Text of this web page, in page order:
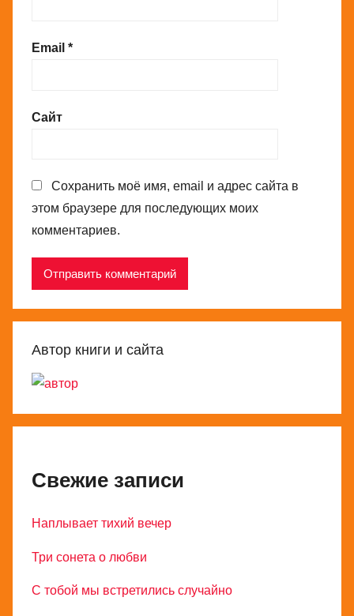
Email *
Сайт
Сохранить моё имя, email и адрес сайта в
этом браузере для последующих моих
комментариев.
Автор книги и сайта
Свежие записи
Наплывает тихий вечер
Три сонета о любви
С тобой мы встретились случайно